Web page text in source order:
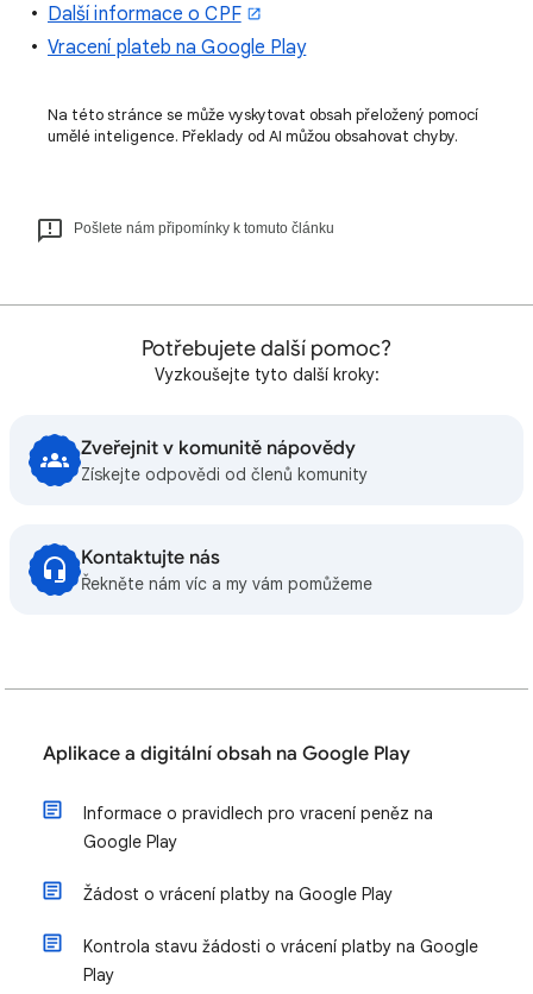
Další informace o CPF
Vracení plateb na Google Play
Na této stránce se může vyskytovat obsah přeložený pomocí
umělé inteligence. Překlady od AI můžou obsahovat chyby.
Pošlete nám připomínky k tomuto článku
Potřebujete další pomoc?
Vyzkoušejte tyto další kroky:
Zveřejnit v komunitě nápovědy
Získejte odpovědi od členů komunity
Kontaktujte nás
Řekněte nám víc a my vám pomůžeme
Aplikace a digitální obsah na Google Play
Informace o pravidlech pro vracení peněz na
Google Play
Žádost o vrácení platby na Google Play
Kontrola stavu žádosti o vrácení platby na Google
Play